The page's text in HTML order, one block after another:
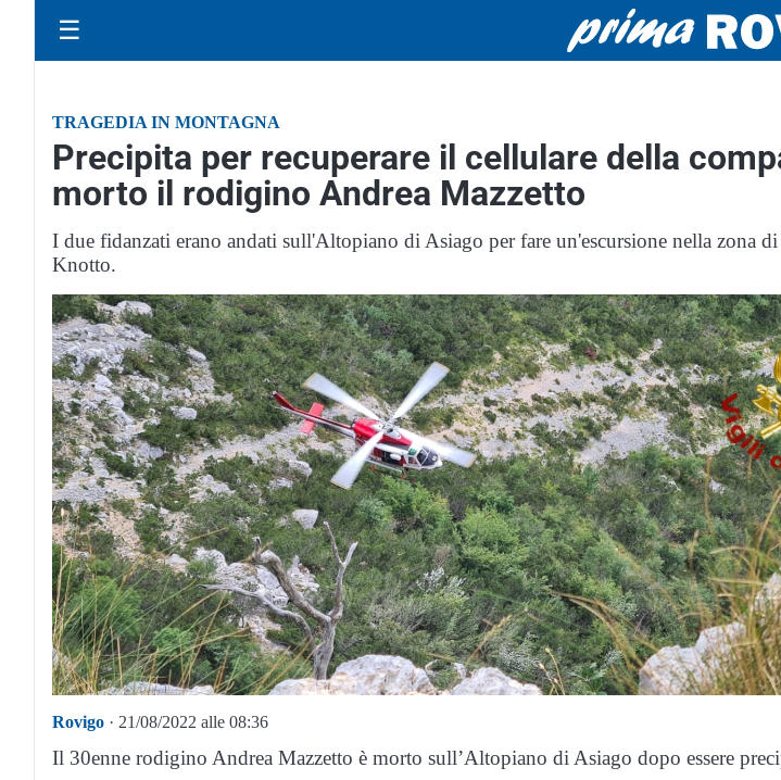
☰
TRAGEDIA IN MONTAGNA
Precipita per recuperare il cellulare della
morto il rodigino Andrea Mazzetto
I due fidanzati erano andati sull'Altopiano di Asiago per fare un'escursione nella zona
Knotto.
Rovigo · 21/08/2022 alle 08:36
Il 30enne rodigino Andrea Mazzetto è morto sull’Altopiano di Asiago dopo essere